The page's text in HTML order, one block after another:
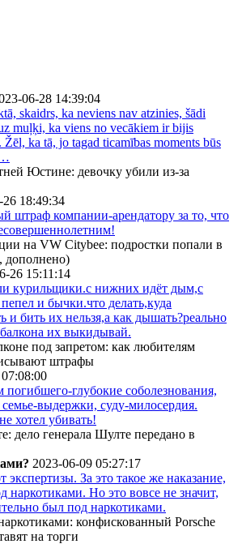
06-28 14:39:04
skaidrs, ka neviens nav atzinies, šādi
muļķi, ka viens no vecākiem ir bijis
Žēl, ka tā, jo tagad ticamības moments būs
Юстине: девочку убили из-за
26 18:49:34
штраф компании-арендатору за то, что
на VW Citybee: подростки попали в
дополнено)
26 15:11:14
курильщики.с нижних идёт дым,с
и бычки.что делать,куда
и бить их нельзя,а как дышать?реально
балкона их выкидывай.
под запретом: как любителям
штрафы
погибшего-глубокие соболезнования,
семье-выдержки, суду-милосердия.
хотел убивать!
дело генерала Шулте передано в
2023-06-09 05:27:17
экспертизы. За это такое же наказание,
наркотиками. Но это вовсе не значит,
был под наркотиками.
конфискованный Porsche
на торги